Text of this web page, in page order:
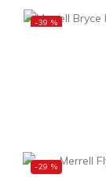
-39 %
-29 %